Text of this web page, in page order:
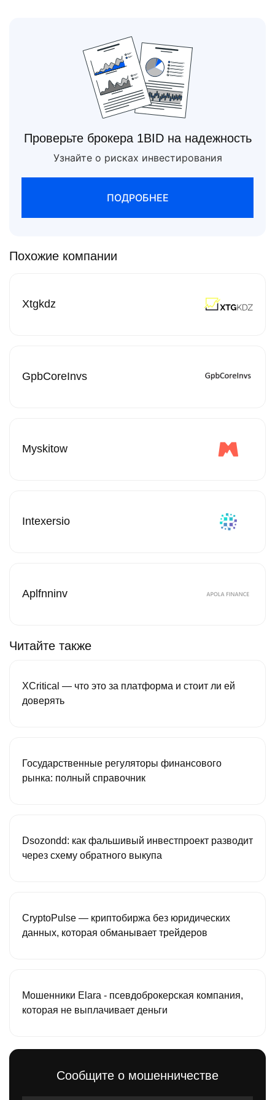
Проверьте брокера 1BID на надежность
Узнайте о рисках инвестирования
ПОДРОБНЕЕ
Похожие компании
Xtgkdz
GpbCoreInvs
Myskitow
Intexersio
Aplfnninv
Читайте также
XCritical — что это за платформа и стоит ли ей
доверять
Государственные регуляторы финансового
рынка: полный справочник
Dsozondd: как фальшивый инвестпроект разводит
через схему обратного выкупа
CryptoPulse — криптобиржа без юридических
данных, которая обманывает трейдеров
Мошенники Elara - псевдоброкерская компания,
которая не выплачивает деньги
Сообщите о мошенничестве